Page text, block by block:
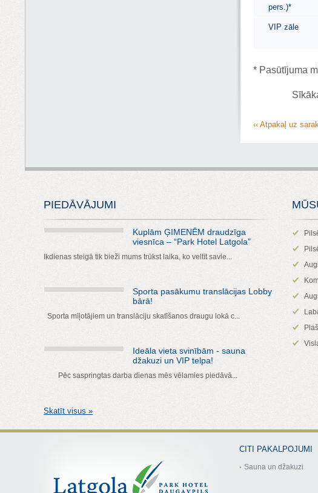
pers.)*
VIP zāle
* Pasūtījuma
‹‹ Atpakaļ uz
PIEDĀVĀJUMI
Kuplām ĢIMENĒM draudzīga
viesnīca – “Park Hotel Latgola”
Ikdienas steigā tik bieži mums trūkst laika, ko veltīt savie...
Sporta pasākumu translācijas Lobby
bārā!
Sporta mīļotājiem un translāciju skatīšanos draugu lokā c...
Ideāla vieta svinībām - sauna
džakuzi un VIP telpa!
Pēc saspringtas darba dienas mēs vēlamies piedāvā...
Skatīt visus »
CITI PAKALPOJUMI
Sauna un džakuzi